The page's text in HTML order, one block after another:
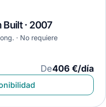
· 2007
No requiere
De406 €/día